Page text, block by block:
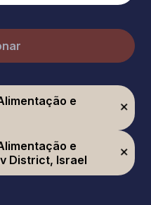
e
e
District, Israel